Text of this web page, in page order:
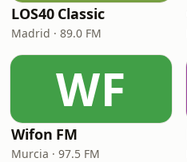
LOS40 Classic
Madrid · 89.0 FM
WF
Wifon FM
Murcia · 97.5 FM